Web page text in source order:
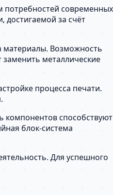
потребностей современных
достигаемой за счёт
материалы. Возможность
металлические
процесса печати.
компонентов способствуют
блок-система
Для успешного